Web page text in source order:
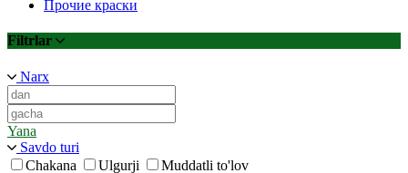
Прочие краски
Filtrlar
Narx
Yana
Savdo turi
Chakana
Ulgurji Muddatli to'lov